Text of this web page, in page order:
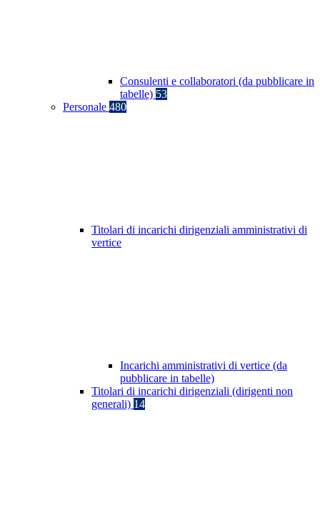
Consulenti e collaboratori (da pubblicare in
tabelle) 53
Personale 480
Titolari di incarichi dirigenziali amministrativi di
vertice
Incarichi amministrativi di vertice (da
pubblicare in tabelle)
Titolari di incarichi dirigenziali (dirigenti non
generali) 14